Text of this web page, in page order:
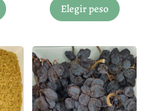
producto
variantes.
Las
opciones
se
pueden
Elegir peso
producto
variantes.
Las
opciones
se
pueden